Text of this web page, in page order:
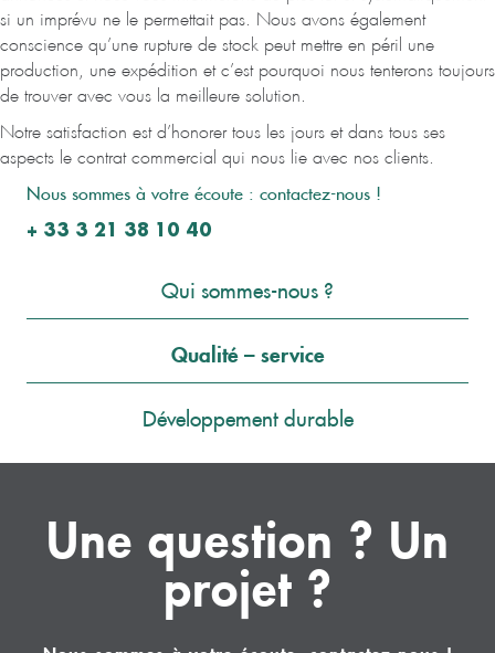
si un imprévu ne le permettait pas. Nous avons également
conscience qu’une rupture de stock peut mettre en péril une
production, une expédition et c’est pourquoi nous tenterons toujours
de trouver avec vous la meilleure solution.
Notre satisfaction est d’honorer tous les jours et dans tous ses
aspects le contrat commercial qui nous lie avec nos clients.
Nous sommes à votre écoute : contactez-nous !
+ 33 3 21 38 10 40
Qui sommes-nous ?
Qualité – service
Développement durable
Une question ? Un
projet ?
Nous sommes à votre écoute, contactez-nous !